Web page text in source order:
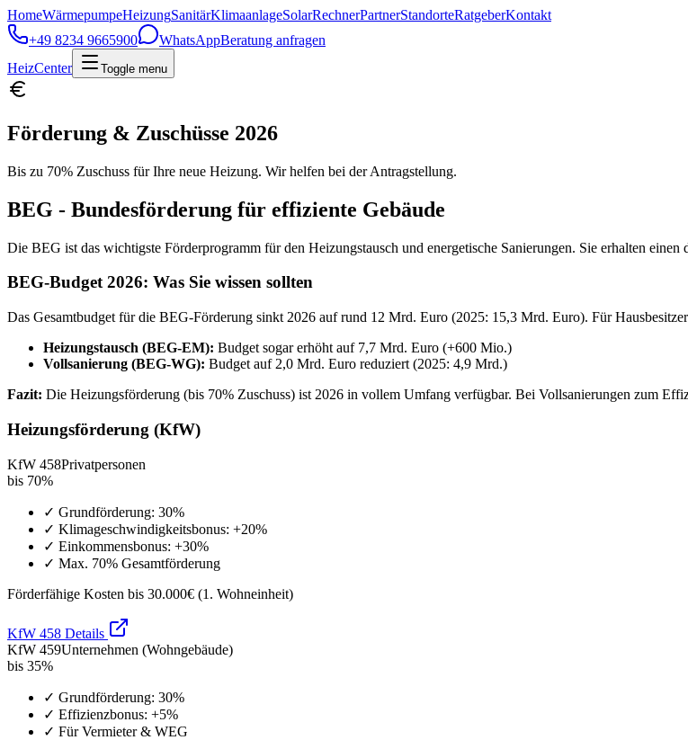
HomeWärmepumpeHeizungSanitärKlimaanlageSolarRechnerPartnerStandorteRatgeberKontakt
+49 8234 9665900
WhatsAppBeratung anfragen
HeizCenter
Toggle menu
Förderung & Zuschüsse 2026
Bis zu 70% Zuschuss für Ihre neue Heizung. Wir helfen bei der Antragstellung.
BEG - Bundesförderung für effiziente Gebäude
Die BEG ist das wichtigste Förderprogramm für den Heizungstausch und energetische Sanierungen. Sie erhalten einen
BEG-Budget 2026: Was Sie wissen sollten
Das Gesamtbudget für die BEG-Förderung sinkt 2026 auf rund 12 Mrd. Euro (2025: 15,3 Mrd. Euro). Für
Heizungstausch (BEG-EM): Budget sogar erhöht auf 7,7 Mrd. Euro (+600 Mio.)
Vollsanierung (BEG-WG): Budget auf 2,0 Mrd. Euro reduziert (2025: 4,9 Mrd.)
Fazit: Die Heizungsförderung (bis 70% Zuschuss) ist 2026 in vollem Umfang verfügbar. Bei Vollsanierungen zum
Heizungsförderung (KfW)
KfW 458Privatpersonen
bis 70%
✓ Grundförderung: 30%
✓ Klimageschwindigkeitsbonus: +20%
✓ Einkommensbonus: +30%
✓ Max. 70% Gesamtförderung
Förderfähige Kosten bis 30.000€ (1. Wohneinheit)
KfW 458 Details
KfW 459Unternehmen (Wohngebäude)
bis 35%
✓ Grundförderung: 30%
✓ Effizienzbonus: +5%
✓ Für Vermieter & WEG